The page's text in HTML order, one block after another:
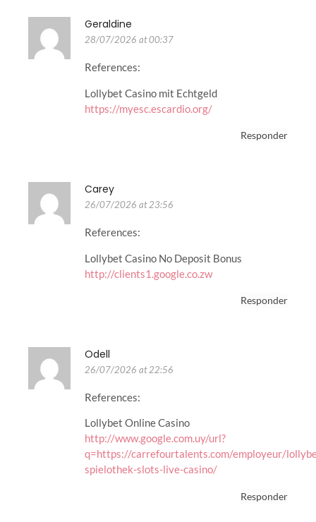
Geraldine
28/07/2026 at 00:37
References:
Lollybet Casino mit Echtgeld
https://myesc.escardio.org/
Responder
Carey
26/07/2026 at 23:56
References:
Lollybet Casino No Deposit Bonus
http://clients1.google.co.zw
Responder
Odell
26/07/2026 at 22:56
References:
Lollybet Online Casino
http://www.google.com.uy/url?
q=https://carrefourtalents.com/employeur/
spielothek-slots-live-casino/
Responder